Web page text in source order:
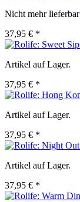
Nicht mehr lieferbar
37,95 € *
Artikel auf Lager.
37,95 € *
Artikel auf Lager.
37,95 € *
Artikel auf Lager.
37,95 € *